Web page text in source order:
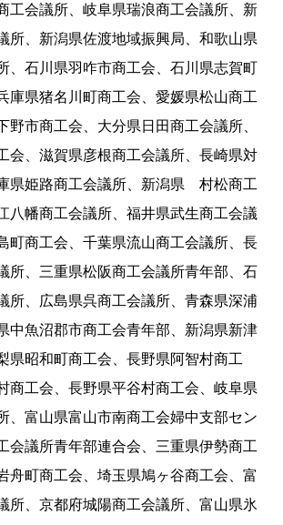
工会議所、岐阜県瑞浪商工会議所、新
所、新潟県佐渡地域振興局、和歌山県
、石川県羽咋市商工会、石川県志賀町
庫県猪名川町商工会、愛媛県松山商工
野市商工会、大分県日田商工会議所、
会、滋賀県彦根商工会議所、長崎県対
県姫路商工会議所、新潟県 村松商工
幡商工会議所、福井県武生商工会議
町商工会、千葉県流山商工会議所、長
所、三重県松阪商工会議所青年部、石
所、広島県呉商工会議所、青森県深浦
中魚沼郡市商工会青年部、新潟県新津
県昭和町商工会、長野県阿智村商工
商工会、長野県平谷村商工会、岐阜県
、富山県富山市南商工会婦中支部セン
会議所青年部連合会、三重県伊勢商工
舟町商工会、埼玉県鳩ヶ谷商工会、富
所、京都府城陽商工会議所、富山県氷